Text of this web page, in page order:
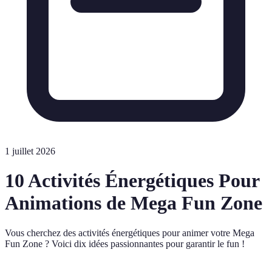
1 juillet 2026
10 Activités Énergétiques Pour
Animations de Mega Fun Zone
Vous cherchez des activités énergétiques pour animer votre Mega
Fun Zone ? Voici dix idées passionnantes pour garantir le fun !